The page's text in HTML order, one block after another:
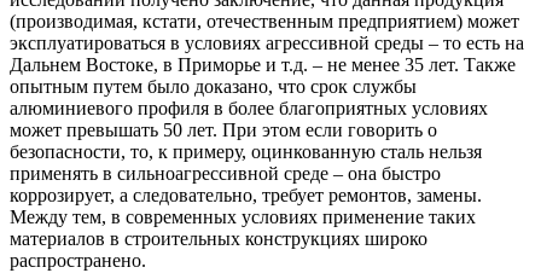
(производимая, кстати, отечественным предприятием) может
эксплуатироваться в условиях агрессивной среды – то есть на
Дальнем Востоке, в Приморье и т.д. – не менее 35 лет. Также
опытным путем было доказано, что срок службы
алюминиевого профиля в более благоприятных условиях
может превышать 50 лет. При этом если говорить о
безопасности, то, к примеру, оцинкованную сталь нельзя
применять в сильноагрессивной среде – она быстро
коррозирует, а следовательно, требует ремонтов, замены.
Между тем, в современных условиях применение таких
материалов в строительных конструкциях широко
распространено.